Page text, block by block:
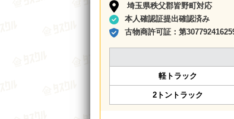
埼玉県秩父郡皆野町対応
本人確認証提出確認済み
古物商許可証： 第
軽トラック
2トントラック